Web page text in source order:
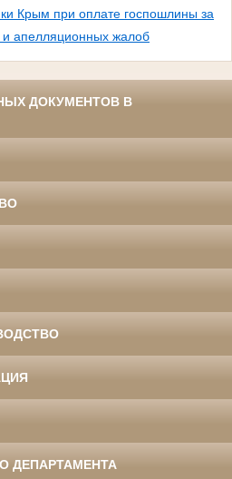
Крым при оплате госпошлины за
и апелляционных жалоб
ДОКУМЕНТОВ В
ДЕПАРТАМЕНТА